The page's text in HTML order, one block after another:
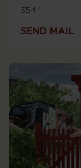
3544
SEND MAIL